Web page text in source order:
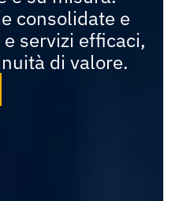
consolidate e
servizi efficaci,
di valore.